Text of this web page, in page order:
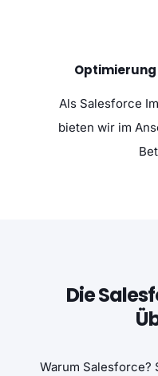
Als Salesforce
bieten wir im
Die
Warum